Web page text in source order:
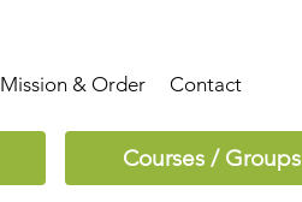
Mission & Order Contact
Courses / Groups